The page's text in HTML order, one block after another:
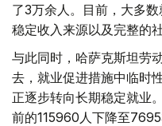
了3万余人。目前，大多数
稳定收入来源以及完整的
与此同时，哈萨克斯坦劳
去，就业促进措施中临时
正逐步转向长期稳定就业
前的115960人下降至